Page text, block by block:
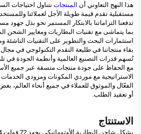
هذا النهج التعاوني أن المنتجات نتناول احتياجات
مستقبلية تقدم قيمة طويلة الأجل لعملائنا
تدفعنا التزاماتنا بالابتكار المستمر نحو بذل
بما يتماشى مع تقنيات البطاريات ومعايير الشحن
استثمارات البحث والتطوير على التقنيات
بقاء منتجاتنا في طليعة التقدم التكنولوجي في
تُسهم قدرات التصنيع العالمية وأنظمة الجودة في
مع الحفاظ على جودة منتجات متسقة عبر جميع
الاستراتيجية مع موردي المكونات ومزودي
الفعّال والموثوق للعملاء في جميع أنحاء العالم،
أو تعقيد الطلب.
الاستنتاج